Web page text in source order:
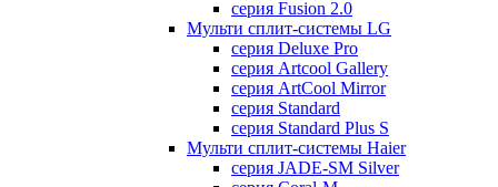
серия Fusion 2.0
Мульти сплит-системы LG
серия Deluxe Pro
серия Artcool Gallery
серия ArtCool Mirror
серия Standard
серия Standard Plus S
Мульти сплит-системы Haier
серия JADE-SM Silver